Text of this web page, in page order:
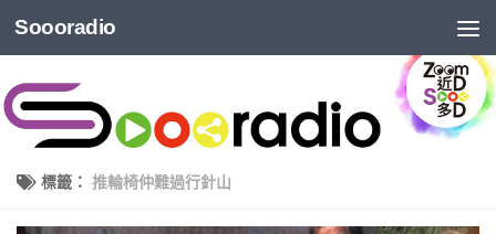
Soooradio
標籤： 推輪椅仲難過行針山